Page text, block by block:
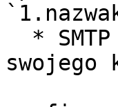
swojego